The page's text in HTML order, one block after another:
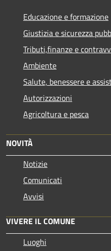
Educazione e formazione
Giustizia e sicurezza
Tributi,finanze e
Ambiente
Salute, benessere e
Autorizzazioni
Agricoltura e pesca
NOVITÀ
Notizie
Comunicati
Avvisi
VIVERE IL COMUNE
Luoghi